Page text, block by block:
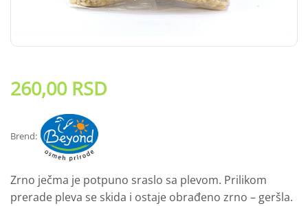
260,00 RSD
Brend:
Zrno ječma je potpuno sraslo sa plevom. Prilikom
prerade pleva se skida i ostaje obrađeno zrno – geršla.